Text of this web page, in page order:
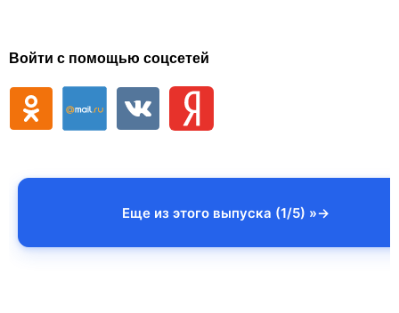
Войти с помощью соцсетей
Еще из этого выпуска (1/5) »